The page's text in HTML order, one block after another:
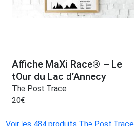
Affiche MaXi Race® – Le
tOur du Lac d’Annecy
The Post Trace
20€
Voir les 484 produits The Post Trace